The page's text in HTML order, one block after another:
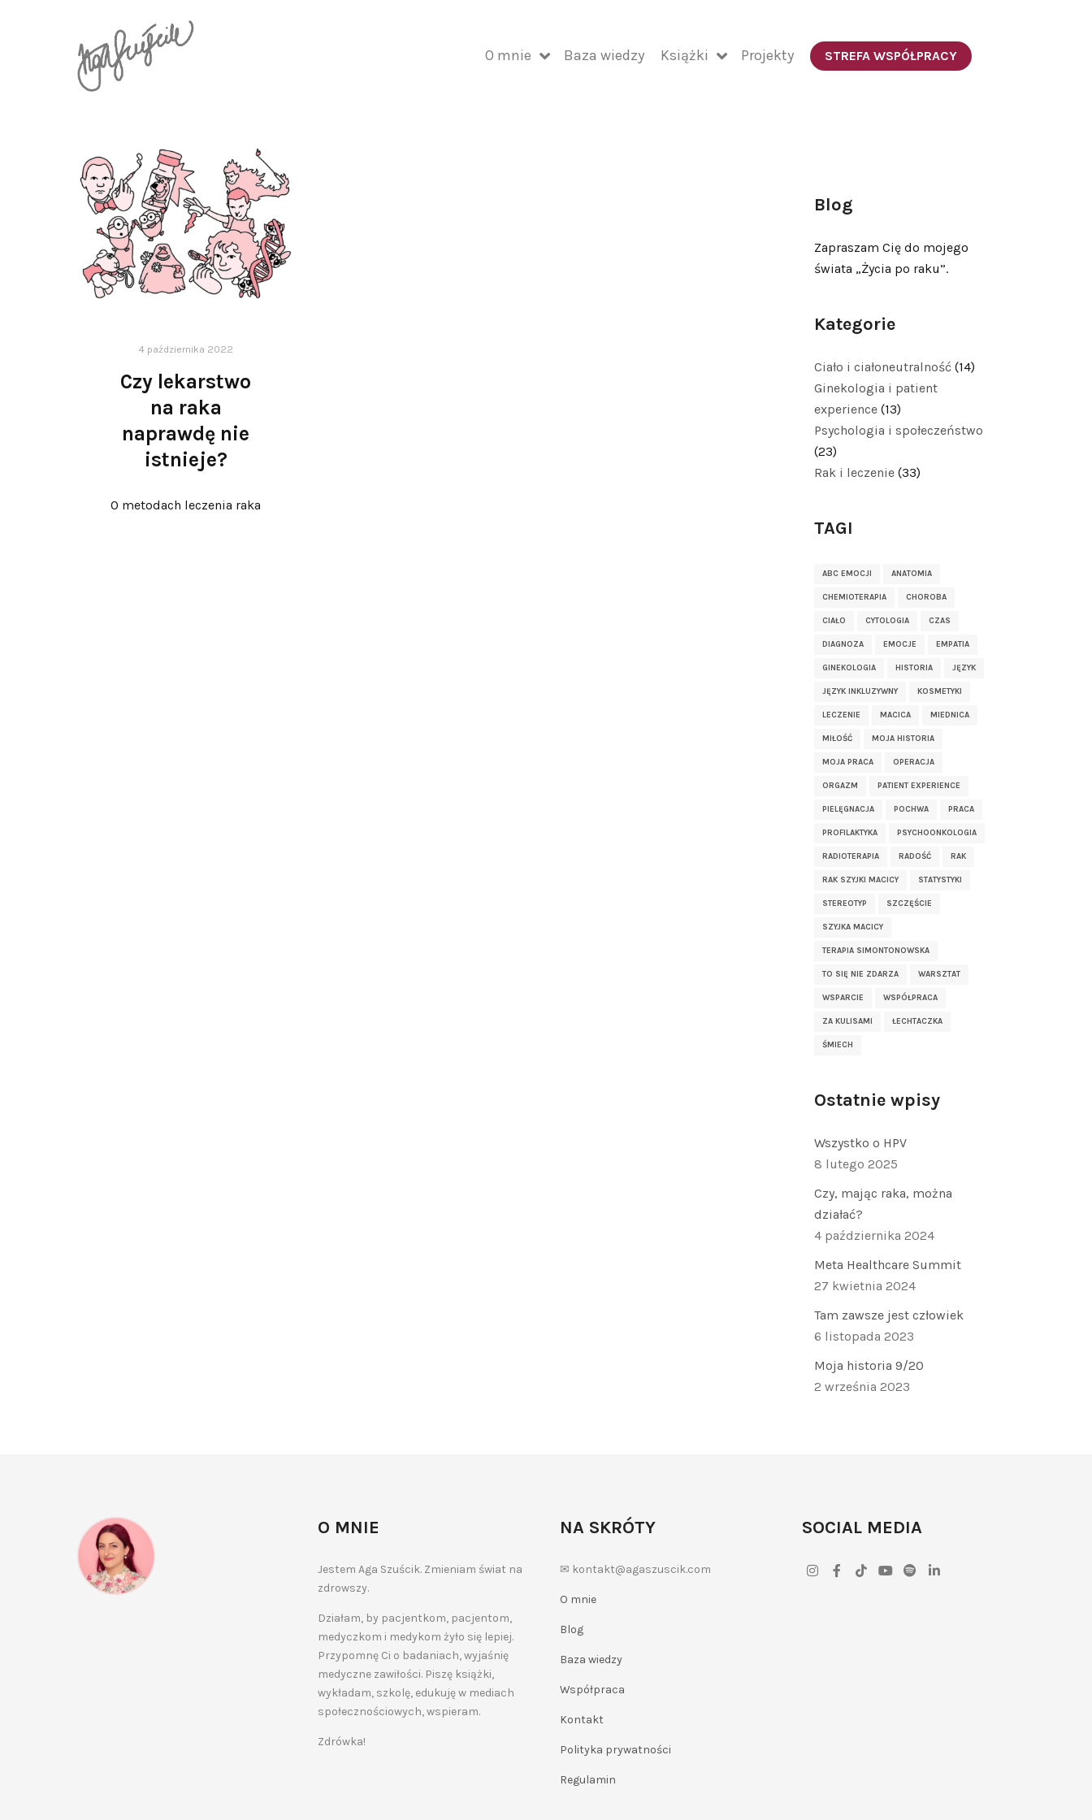
O mnie Baza wiedzy Książki Projekty STREFA WSPÓŁPRACY
4 października 2022
Czy lekarstwo
na raka
naprawdę nie
istnieje?
O metodach leczenia raka
Blog
Zapraszam Cię do mojego
świata „Życia po raku”.
Kategorie
Ciało i ciałoneutralność (14)
Ginekologia i patient
experience (13)
Psychologia i społeczeństwo
(23)
Rak i leczenie (33)
TAGI
ABC EMOCJI ANATOMIA
CHEMIOTERAPIA CHOROBA
CIAŁO CYTOLOGIA CZAS
DIAGNOZA EMOCJE EMPATIA
GINEKOLOGIA HISTORIA JĘZYK
JĘZYK INKLUZYWNY KOSMETYKI
LECZENIE MACICA MIEDNICA
MIŁOŚĆ MOJA HISTORIA
MOJA PRACA OPERACJA
ORGAZM PATIENT EXPERIENCE
PIELĘGNACJA POCHWA PRACA
PROFILAKTYKA PSYCHOONKOLOGIA
RADIOTERAPIA RADOŚĆ RAK
RAK SZYJKI MACICY STATYSTYKI
STEREOTYP SZCZĘŚCIE
SZYJKA MACICY
TERAPIA SIMONTONOWSKA
TO SIĘ NIE ZDARZA WARSZTAT
WSPARCIE WSPÓŁPRACA
ZA KULISAMI ŁECHTACZKA
ŚMIECH
Ostatnie wpisy
Wszystko o HPV
8 lutego 2025
Czy, mając raka, można
działać?
4 października 2024
Meta Healthcare Summit
27 kwietnia 2024
Tam zawsze jest człowiek
6 listopada 2023
Moja historia 9/20
2 września 2023
O MNIE
Jestem Aga Szuścik. Zmieniam świat na
zdrowszy.
Działam, by pacjentkom, pacjentom,
medyczkom i medykom żyło się lepiej.
Przypomnę Ci o badaniach, wyjaśnię
medyczne zawiłości. Piszę książki,
wykładam, szkolę, edukuję w mediach
społecznościowych, wspieram.
Zdrówka!
NA SKRÓTY
✉ kontakt@agaszuscik.com
O mnie
Blog
Baza wiedzy
Współpraca
Kontakt
Polityka prywatności
Regulamin
SOCIAL MEDIA